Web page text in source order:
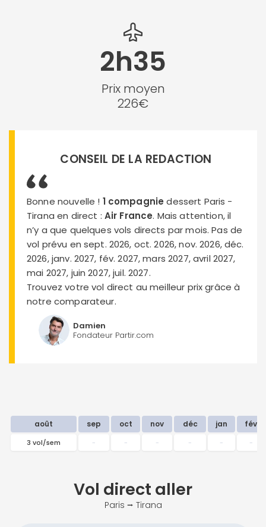
2h35
Prix moyen
226€
CONSEIL DE LA REDACTION
Bonne nouvelle ! 1 compagnie dessert Paris -
Tirana en direct : Air France. Mais attention, il
n’y a que quelques vols directs par mois. Pas de
vol prévu en sept. 2026, oct. 2026, nov. 2026, déc.
2026, janv. 2027, fév. 2027, mars 2027, avril 2027,
mai 2027, juin 2027, juil. 2027.
Trouvez votre vol direct au meilleur prix grâce à
notre comparateur.
Damien
Fondateur Partir.com
août sep oct nov déc jan fév
3 vol/sem - - - - - -
Vol direct aller
Paris ⭢ Tirana